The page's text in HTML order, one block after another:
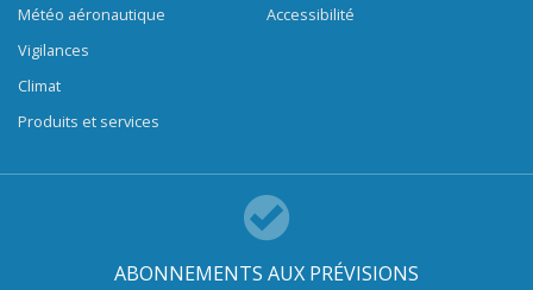
Météo aéronautique
Vigilances
Climat
Produits et services
Accessibilité
ABONNEMENTS AUX PRÉVISIONS